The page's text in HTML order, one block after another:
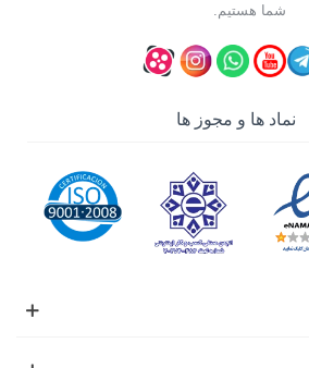
شما هستیم.
نماد ها و مجوز ها